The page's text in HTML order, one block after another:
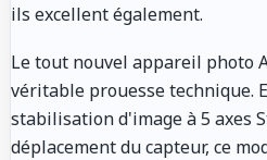
ils excellent également.
Le tout nouvel appareil photo
véritable prouesse technique.
stabilisation d'image à 5 axes
déplacement du capteur, ce